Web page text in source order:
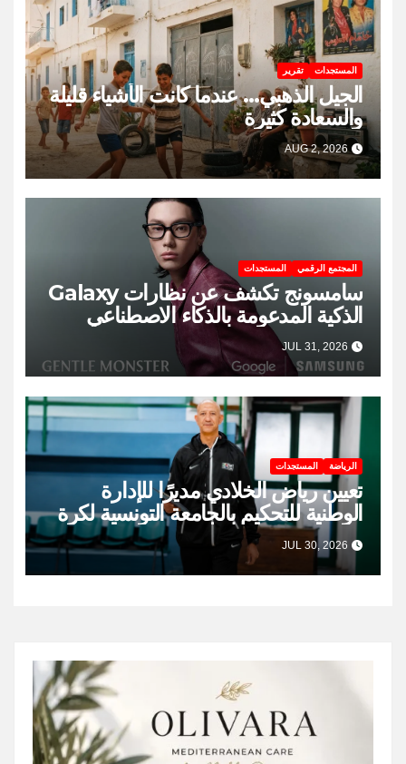
المستجدات تقرير
الجيل الذهبي… عندما كانت الأشياء قليلة
والسعادة كثيرة
AUG 2, 2026
المجتمع الرقمي المستجدات
سامسونج تكشف عن نظارات Galaxy
الذكية المدعومة بالذكاء الاصطناعي
JUL 31, 2026
الرياضة المستجدات
تعيين رياض الخلادي مديرًا للإدارة
الوطنية للتحكيم بالجامعة التونسية لكرة
السلة
JUL 30, 2026